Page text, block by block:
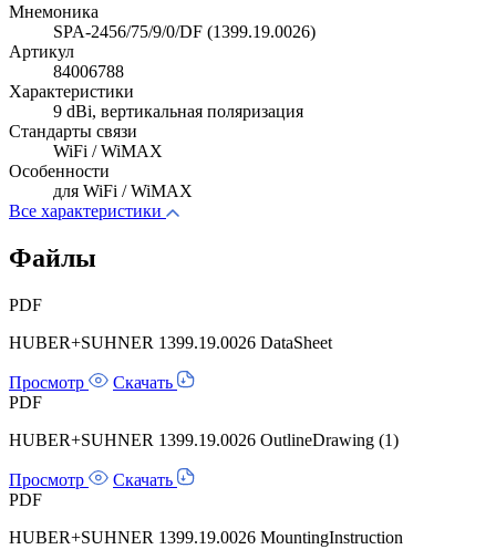
Мнемоника
SPA-2456/75/9/0/DF (1399.19.0026)
Артикул
84006788
Характеристики
9 dBi, вертикальная поляризация
Стандарты связи
WiFi / WiMAX
Особенности
для WiFi / WiMAX
Все характеристики
Файлы
PDF
HUBER+SUHNER 1399.19.0026 DataSheet
Просмотр
Скачать
PDF
HUBER+SUHNER 1399.19.0026 OutlineDrawing (1)
Просмотр
Скачать
PDF
HUBER+SUHNER 1399.19.0026 MountingInstruction